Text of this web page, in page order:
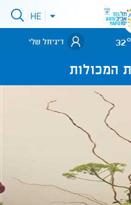
פתיחתHE
32° דיגיתל שלי
המכולות